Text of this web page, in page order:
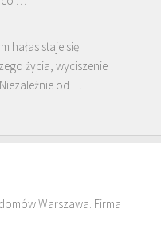
hałas staje się
życia, wyciszenie
od …
Warszawa. Firma